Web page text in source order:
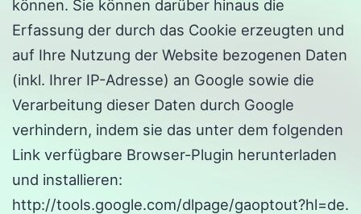
können. Sie können darüber hinaus die
Erfassung der durch das Cookie erzeugten und
auf Ihre Nutzung der Website bezogenen Daten
(inkl. Ihrer IP-Adresse) an Google sowie die
Verarbeitung dieser Daten durch Google
verhindern, indem sie das unter dem folgenden
Link verfügbare Browser-Plugin herunterladen
und installieren:
http://tools.google.com/dlpage/gaoptout?hl=de.